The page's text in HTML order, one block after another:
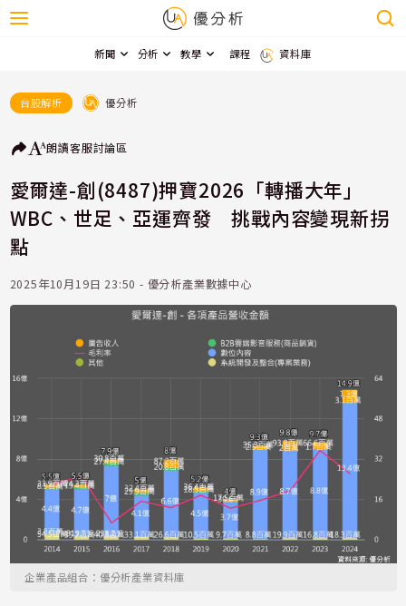
新聞 分析 教學 課程 資料庫
台股解析 優分析
朗讀客服討論區
愛爾達-創(8487)押寶2026「轉播大年」
WBC、世足、亞運齊發 挑戰內容變現新拐
點
2025年10月19日 23:50 - 優分析產業數據中心
企業產品組合：優分析產業資料庫